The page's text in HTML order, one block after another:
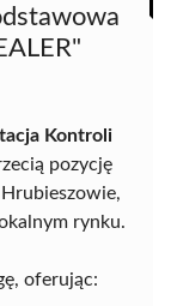
Kontroli
pozycję
rynku.
oferując: